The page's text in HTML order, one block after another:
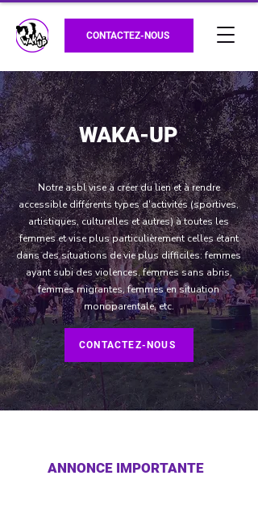
CONTACTEZ-NOUS
WAKA-UP
Notre asbl vise à créer du lien et à rendre
accessible différents types d'activités (sportives,
artistiques, culturelles et autres) à toutes les
femmes et vise plus particulièrement celles étant
dans des situations de vie plus difficiles: femmes
ayant subi des violences, femmes sans abris,
femmes migrantes, femmes en situation
monoparentale, etc.
CONTACTEZ-NOUS
ANNONCE IMPORTANTE